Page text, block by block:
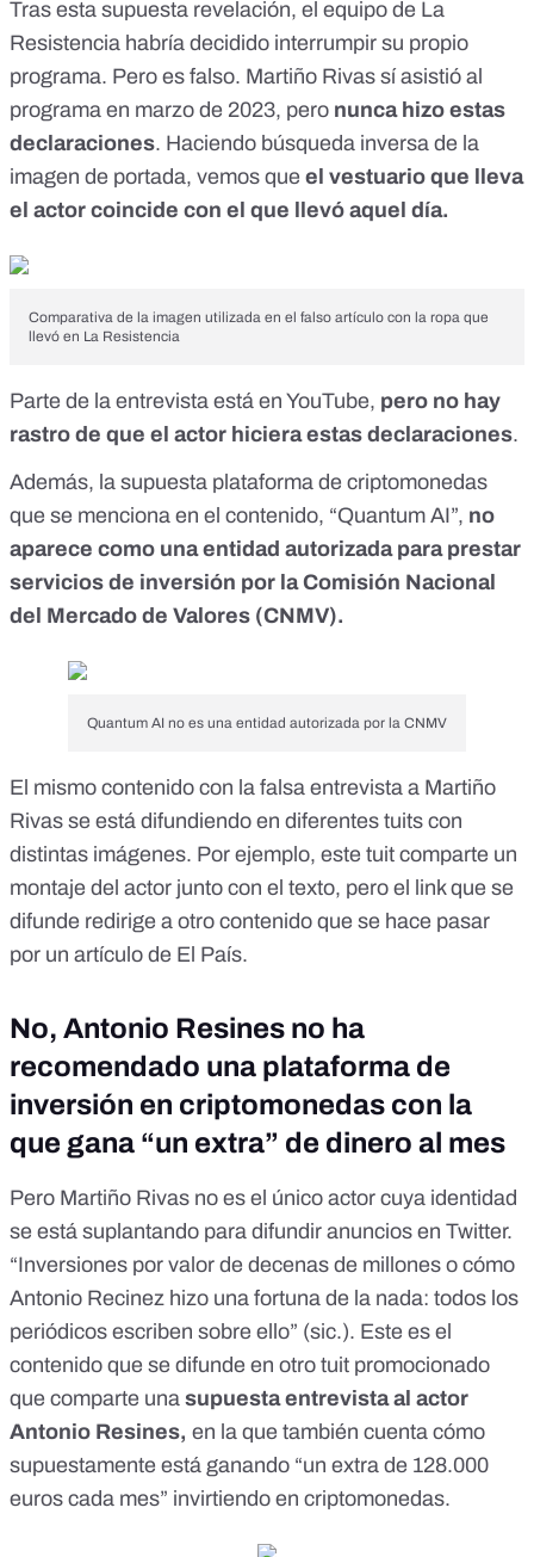
Tras esta supuesta revelación, el equipo de La
Resistencia habría decidido interrumpir su propio
programa. Pero es falso. Martiño Rivas sí asistió al
programa en marzo de 2023, pero nunca hizo estas
declaraciones. Haciendo búsqueda inversa de la
imagen de portada, vemos que el vestuario que lleva
el actor coincide con el que llevó aquel día.
Comparativa de la imagen utilizada en el falso artículo con la ropa que
llevó en La Resistencia
Parte de la entrevista está en YouTube, pero no hay
rastro de que el actor hiciera estas declaraciones.
Además, la supuesta plataforma de criptomonedas
que se menciona en el contenido, “Quantum AI”, no
aparece como una entidad autorizada para prestar
servicios de inversión por la Comisión Nacional
del Mercado de Valores (CNMV).
Quantum AI no es una entidad autorizada por la CNMV
El mismo contenido con la falsa entrevista a Martiño
Rivas se está difundiendo en diferentes tuits con
distintas imágenes. Por ejemplo, este tuit comparte un
montaje del actor junto con el texto, pero el link que se
difunde redirige a otro contenido que se hace pasar
por un artículo de El País.
No, Antonio Resines no ha
recomendado una plataforma de
inversión en criptomonedas con la
que gana “un extra” de dinero al mes
Pero Martiño Rivas no es el único actor cuya identidad
se está suplantando para difundir anuncios en Twitter.
“Inversiones por valor de decenas de millones o cómo
Antonio Recinez hizo una fortuna de la nada: todos los
periódicos escriben sobre ello” (sic.). Este es el
contenido que se difunde en otro tuit promocionado
que comparte una supuesta entrevista al actor
Antonio Resines, en la que también cuenta cómo
supuestamente está ganando “un extra de 128.000
euros cada mes” invirtiendo en criptomonedas.